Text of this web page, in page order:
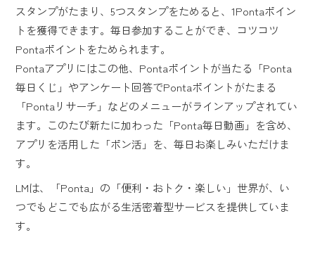
スタンプがたまり、5つスタンプをためると、1Pontaポイン
トを獲得できます。毎日参加することができ、コツコツ
Pontaポイントをためられます。
Pontaアプリにはこの他、Pontaポイントが当たる「Ponta
毎日くじ」やアンケート回答でPontaポイントがたまる
「Pontaリサーチ」などのメニューがラインアップされてい
ます。このたび新たに加わった「Ponta毎日動画」を含め、
アプリを活用した「ポン活」を、毎日お楽しみいただけま
す。
LMは、「Ponta」の「便利・おトク・楽しい」世界が、い
つでもどこでも広がる生活密着型サービスを提供していま
す。